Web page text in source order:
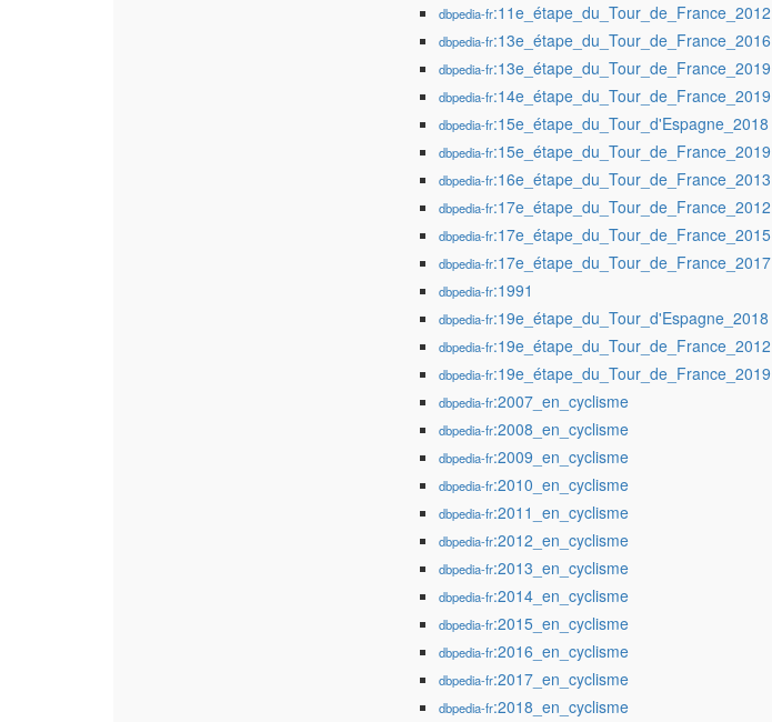
dbpedia-fr:11e_étape_du_Tour_de_France_2012
dbpedia-fr:13e_étape_du_Tour_de_France_2016
dbpedia-fr:13e_étape_du_Tour_de_France_2019
dbpedia-fr:14e_étape_du_Tour_de_France_2019
dbpedia-fr:15e_étape_du_Tour_d'Espagne_2018
dbpedia-fr:15e_étape_du_Tour_de_France_2019
dbpedia-fr:16e_étape_du_Tour_de_France_2013
dbpedia-fr:17e_étape_du_Tour_de_France_2012
dbpedia-fr:17e_étape_du_Tour_de_France_2015
dbpedia-fr:17e_étape_du_Tour_de_France_2017
dbpedia-fr:1991
dbpedia-fr:19e_étape_du_Tour_d'Espagne_2018
dbpedia-fr:19e_étape_du_Tour_de_France_2012
dbpedia-fr:19e_étape_du_Tour_de_France_2019
dbpedia-fr:2007_en_cyclisme
dbpedia-fr:2008_en_cyclisme
dbpedia-fr:2009_en_cyclisme
dbpedia-fr:2010_en_cyclisme
dbpedia-fr:2011_en_cyclisme
dbpedia-fr:2012_en_cyclisme
dbpedia-fr:2013_en_cyclisme
dbpedia-fr:2014_en_cyclisme
dbpedia-fr:2015_en_cyclisme
dbpedia-fr:2016_en_cyclisme
dbpedia-fr:2017_en_cyclisme
dbpedia-fr:2018_en_cyclisme